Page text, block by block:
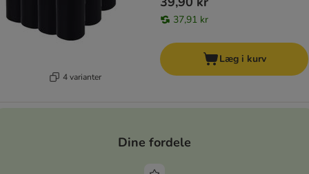
4 varianter
37,91 kr
Læg i kurv
Dine fordele